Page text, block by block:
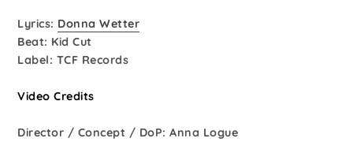
Lyrics: Donna Wetter
Beat: Kid Cut
Label: TCF Records
Video Credits
Director / Concept / DoP: Anna Logue